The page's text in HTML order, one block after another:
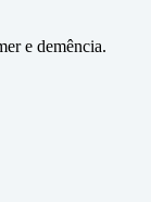
e demência.